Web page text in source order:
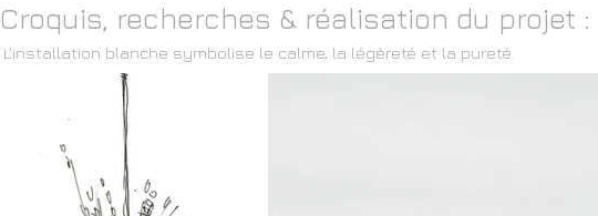
Croquis, recherches & réalisation du projet :
L'installation blanche symbolise le calme, la légèreté et la pureté.